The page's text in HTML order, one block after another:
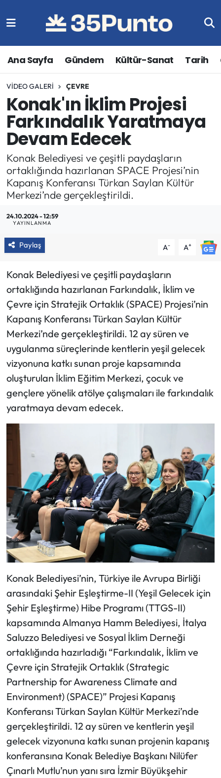
Ana Sayfa Gündem Kültür-Sanat Tarih
VIDEO GALERI ÇEVRE
Konak'ın İklim Projesi
Farkındalık Yaratmaya
Devam Edecek
Konak Belediyesi ve çeşitli paydaşların
ortaklığında hazırlanan SPACE Projesi’nin
Kapanış Konferansı Türkan Saylan Kültür
Merkezi’nde gerçekleştirildi.
24.10.2024 - 12:59
YAYINLANMA
Paylaş A- A+
Konak Belediyesi ve çeşitli paydaşların
ortaklığında hazırlanan Farkındalık, İklim ve
Çevre için Stratejik Ortaklık (SPACE) Projesi’nin
Kapanış Konferansı Türkan Saylan Kültür
Merkezi’nde gerçekleştirildi. 12 ay süren ve
uygulanma süreçlerinde kentlerin yeşil gelecek
vizyonuna katkı sunan proje kapsamında
oluşturulan İklim Eğitim Merkezi, çocuk ve
gençlere yönelik atölye çalışmaları ile farkındalık
yaratmaya devam edecek.
Konak Belediyesi’nin, Türkiye ile Avrupa Birliği
arasındaki Şehir Eşleştirme-II (Yeşil Gelecek için
Şehir Eşleştirme) Hibe Programı (TTGS-II)
kapsamında Almanya Hamm Belediyesi, İtalya
Saluzzo Belediyesi ve Sosyal İklim Derneği
ortaklığında hazırladığı “Farkındalık, İklim ve
Çevre için Stratejik Ortaklık (Strategic
Partnership for Awareness Climate and
Environment) (SPACE)” Projesi Kapanış
Konferansı Türkan Saylan Kültür Merkezi’nde
gerçekleştirildi. 12 ay süren ve kentlerin yeşil
gelecek vizyonuna katkı sunan projenin kapanış
konferansına Konak Belediye Başkanı Nilüfer
Çınarlı Mutlu’nun yanı sıra İzmir Büyükşehir